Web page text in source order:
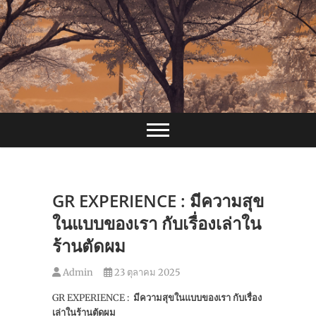
Skip
to
content
GR EXPERIENCE : มีความสุข
ในแบบของเรา กับเรื่องเล่าใน
ร้านตัดผม
Admin 23 ตุลาคม 2025
GR EXPERIENCE : มีความสุขในแบบของเรา กับเรื่อง
เล่าในร้านตัดผม